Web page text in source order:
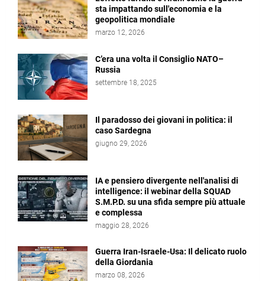
sta impattando sull'economia e la
geopolitica mondiale
marzo 12, 2026
C’era una volta il Consiglio NATO–
Russia
settembre 18, 2025
Il paradosso dei giovani in politica: il
caso Sardegna
giugno 29, 2026
IA e pensiero divergente nell'analisi di
intelligence: il webinar della SQUAD
S.M.P.D. su una sfida sempre più attuale
e complessa
maggio 28, 2026
Guerra Iran-Israele-Usa: Il delicato ruolo
della Giordania
marzo 08, 2026